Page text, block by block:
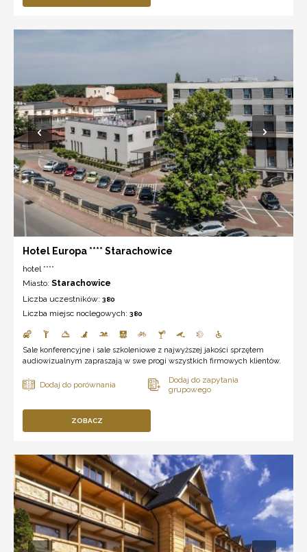
Hotel Europa **** Starachowice
hotel ****
Miasto: Starachowice
Liczba uczestników: 380
Liczba miejsc noclegowych: 380
Sale konferencyjne i sale szkoleniowe z najwyższej jakości sprzętem
audiowizualnym zapraszają w swe progi wszystkich firmowych klientów.
ZOBACZ